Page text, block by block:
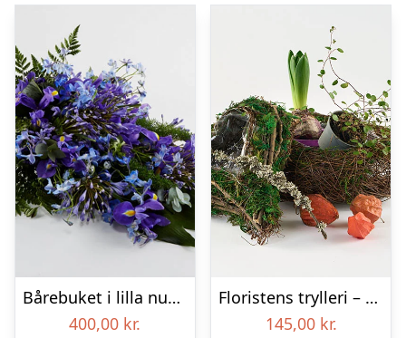
Bårebuket i lilla nuancer – Blomster til begravelse
400,00 kr.
Floristens trylleri – gravpynt – Blomster til begravelse
145,00 kr.